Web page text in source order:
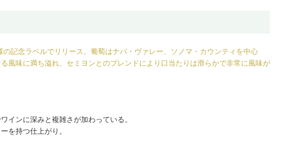
記念ラベルでリリース。葡萄はナパ・ヴァレー、ソノマ・カウンティを中心
風味に満ち溢れ、セミヨンとのブレンドにより口当たりは滑らかで非常に風味が
インに深みと複雑さが加わっている。
を持つ仕上がり。